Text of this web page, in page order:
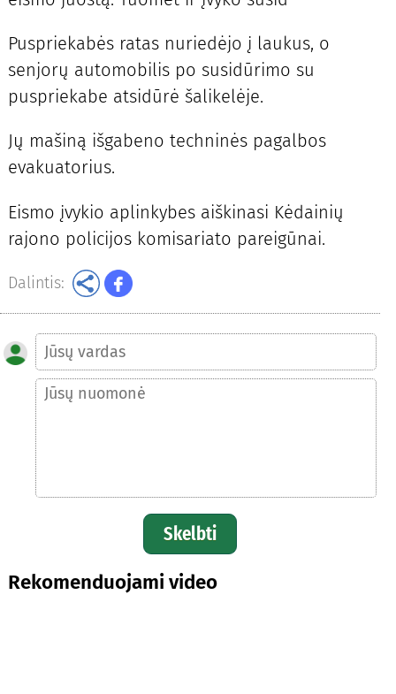
Puspriekabės ratas nuriedėjo į laukus, o
senjorų automobilis po susidūrimo su
puspriekabe atsidūrė šalikelėje.
Jų mašiną išgabeno techninės pagalbos
evakuatorius.
Eismo įvykio aplinkybes aiškinasi Kėdainių
rajono policijos komisariato pareigūnai.
Dalintis:
Skelbti
Rekomenduojami video